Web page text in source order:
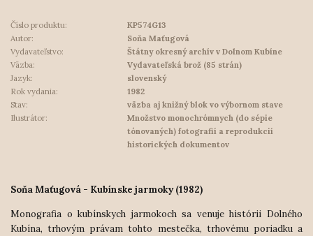
Číslo produktu:
KP574G13
Autor:
Soňa Maťugová
Vydavateľstvo:
Štátny okresný archív v Dolnom Kubíne
Väzba:
Vydavateľská brož (85 strán)
Jazyk:
slovenský
Rok vydania:
1982
Stav:
väzba aj knižný blok vo výbornom stave
Ilustrátor:
Množstvo monochrómnych (do sépie
tónovaných) fotografií a reprodukcií
historických dokumentov
Soňa Maťugová - Kubínske jarmoky (1982)
Monografia o kubínskych jarmokoch sa venuje histórii Dolného
Kubína, trhovým právam tohto mestečka, trhovému poriadku a